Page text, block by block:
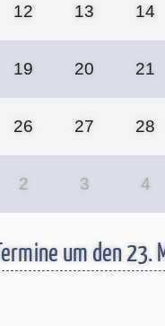
12 13 14
19 20 21
26 27 28
2 3 4
Termine um den 23.